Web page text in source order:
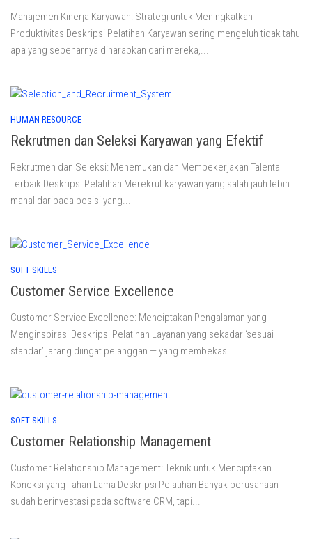
Manajemen Kinerja Karyawan: Strategi untuk Meningkatkan
Produktivitas Deskripsi Pelatihan Karyawan sering mengeluh tidak tahu
apa yang sebenarnya diharapkan dari mereka,...
HUMAN RESOURCE
Rekrutmen dan Seleksi Karyawan yang Efektif
Rekrutmen dan Seleksi: Menemukan dan Mempekerjakan Talenta
Terbaik Deskripsi Pelatihan Merekrut karyawan yang salah jauh lebih
mahal daripada posisi yang...
SOFT SKILLS
Customer Service Excellence
Customer Service Excellence: Menciptakan Pengalaman yang
Menginspirasi Deskripsi Pelatihan Layanan yang sekadar ‘sesuai
standar’ jarang diingat pelanggan — yang membekas...
SOFT SKILLS
Customer Relationship Management
Customer Relationship Management: Teknik untuk Menciptakan
Koneksi yang Tahan Lama Deskripsi Pelatihan Banyak perusahaan
sudah berinvestasi pada software CRM, tapi...